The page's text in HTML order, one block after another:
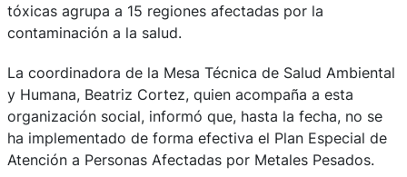
tóxicas agrupa a 15 regiones afectadas por la
contaminación a la salud.
La coordinadora de la Mesa Técnica de Salud Ambiental
y Humana, Beatriz Cortez, quien acompaña a esta
organización social, informó que, hasta la fecha, no se
ha implementado de forma efectiva el Plan Especial de
Atención a Personas Afectadas por Metales Pesados.